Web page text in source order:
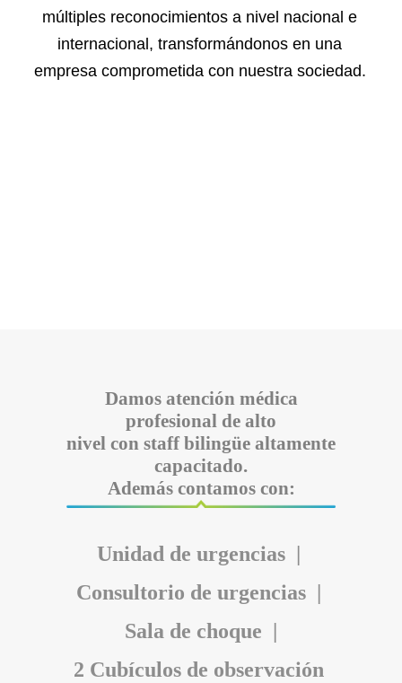
múltiples reconocimientos a nivel nacional e
internacional, transformándonos en una
empresa comprometida con nuestra sociedad.
Damos atención médica
profesional de alto
nivel con staff bilingüe altamente
capacitado.
Además contamos con:
Unidad de urgencias |
Consultorio de urgencias |
Sala de choque |
2 Cubículos de observación